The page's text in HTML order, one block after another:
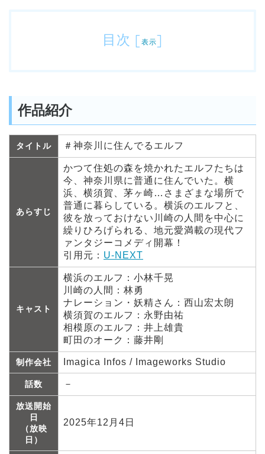
目次 [ 表示]
作品紹介
タイトル ＃神奈川に住んでるエルフ
あらすじ
かつて住処の森を焼かれたエルフたちは
今、神奈川県に普通に住んでいた。横
浜、横須賀、茅ヶ崎…さまざまな場所で
普通に暮らしている。横浜のエルフと、
彼を放っておけない川崎の人間を中心に
繰りひろげられる、地元愛満載の現代フ
ァンタジーコメディ開幕！
引用元： U-NEXT
キャスト
横浜のエルフ：小林千晃
川崎の人間：林勇
ナレーション・妖精さん：西山宏太朗
横須賀のエルフ：永野由祐
相模原のエルフ：井上雄貴
町田のオーク：藤井剛
制作会社 Imagica Infos / Imageworks Studio
話数 －
放送開始
日
（放映
日）
2025年12月4日